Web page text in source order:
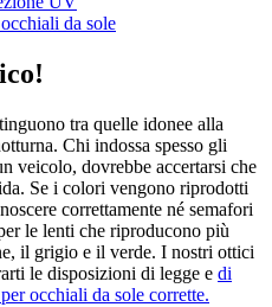
da sole
tra quelle idonee alla
Chi indossa spesso gli
veicolo, dovrebbe accertarsi che
Se i colori vengono riprodotti
correttamente né semafori
le lenti che riproducono più
il grigio e il verde. I nostri ottici
le disposizioni di legge e di
occhiali da sole corrette.